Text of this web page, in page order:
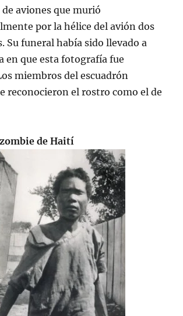
aviones que murió
por la hélice del avión dos
Su funeral había sido llevado a
en que esta fotografía fue
miembros del escuadrón
reconocieron el rostro como el de
de Haití